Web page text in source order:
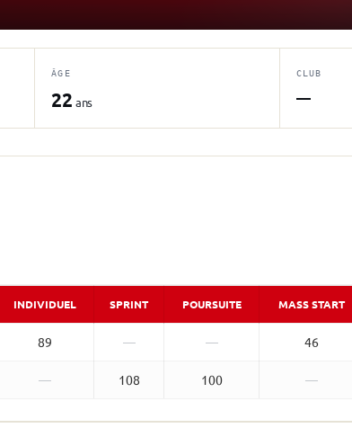
ÂGE
22 ans
CLUB
—
INDIVIDUEL SPRINT POURSUITE MASS START
89 — — 46
— 108 100 —